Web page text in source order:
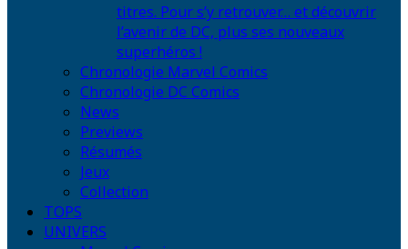
titres. Pour s’y retrouver… et découvrir
l’avenir de DC, plus ses nouveaux
superhéros !
Chronologie Marvel Comics
Chronologie DC Comics
News
Previews
Résumés
Jeux
Collection
TOPS
UNIVERS